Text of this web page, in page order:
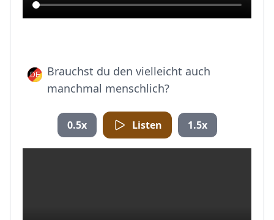
Brauchst du den vielleicht auch
manchmal menschlich?
0.5x Listen 1.5x